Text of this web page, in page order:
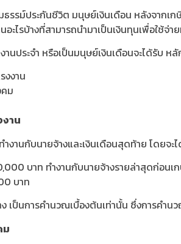
รรม์ประกันชีวิต มนุษย์เงินเดือน หลังจากเ
อะไรบ้างที่สามารถนำมาเป็นเงินทุนเพื่อใช้
นประจำ หรือเป็นมนุษย์เงินเดือนจะได้รับ ห
งงาน
ม
าน
ทำงานกับนายจ้างและเงินเดือนสุดท้าย โด
บาท ทำงานกับนายจ้างรายล่าสุดก่อน
บาท
เป็นการคำนวณเบื้องต้นเท่านั้น ซึ่งการค
ม